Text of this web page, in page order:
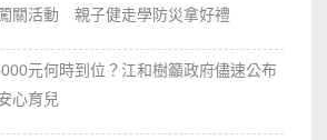
關活動 親子健走學防災拿好禮
元何時到位？江和樹籲政府儘速公布
心育兒